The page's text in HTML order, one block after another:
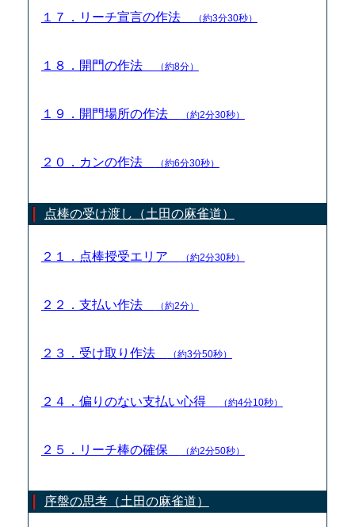
１７．リーチ宣言の作法 （約3分30秒）
１８．開門の作法 （約8分）
１９．開門場所の作法 （約2分30秒）
２０．カンの作法 （約6分30秒）
点棒の受け渡し（土田の麻雀道）
２１．点棒授受エリア （約2分30秒）
２２．支払い作法 （約2分）
２３．受け取り作法 （約3分50秒）
２４．偏りのない支払い心得 （約4分10秒）
２５．リーチ棒の確保 （約2分50秒）
序盤の思考（土田の麻雀道）